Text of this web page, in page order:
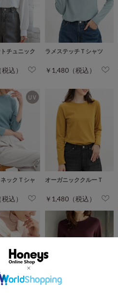
チュニック
込）
ラメステッチＴシャツ
￥1,480（税込）
ックＴシャ
込）
オーガニッククルーＴ
￥1,480（税込）